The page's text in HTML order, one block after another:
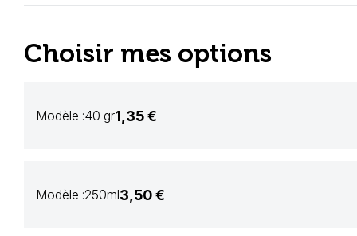
Choisir mes options
Modèle :40 gr1,35 €
Modèle :250ml3,50 €